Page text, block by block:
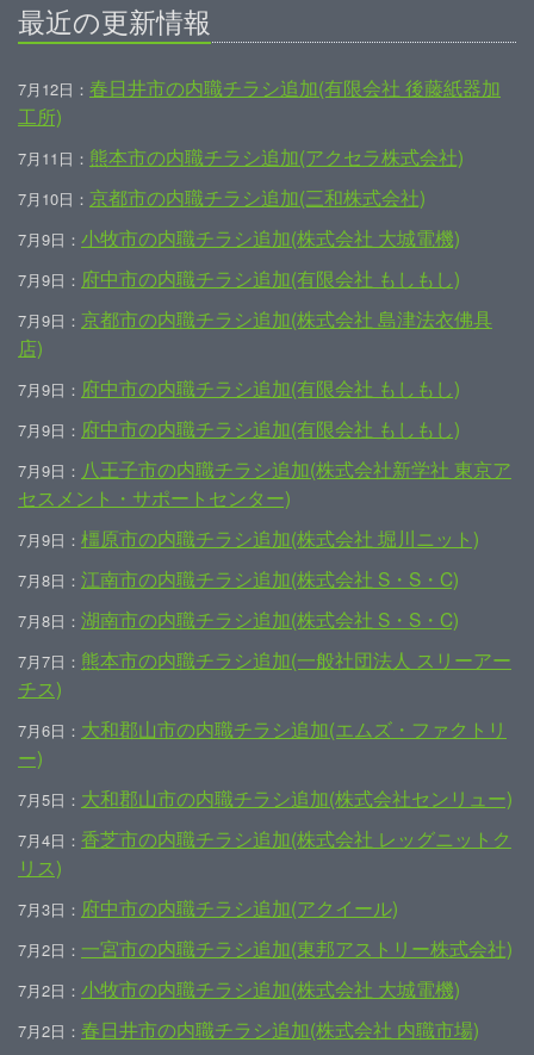
最近の更新情報
7月12日： 春日井市の内職チラシ追加(有限会社 後藤紙器加
工所)
7月11日： 熊本市の内職チラシ追加(アクセラ株式会社)
7月10日： 京都市の内職チラシ追加(三和株式会社)
7月9日： 小牧市の内職チラシ追加(株式会社 大城電機)
7月9日： 府中市の内職チラシ追加(有限会社 もしもし)
7月9日： 京都市の内職チラシ追加(株式会社 島津法衣佛具
店)
7月9日： 府中市の内職チラシ追加(有限会社 もしもし)
7月9日： 府中市の内職チラシ追加(有限会社 もしもし)
7月9日： 八王子市の内職チラシ追加(株式会社新学社 東京ア
セスメント・サポートセンター)
7月9日： 橿原市の内職チラシ追加(株式会社 堀川ニット)
7月8日： 江南市の内職チラシ追加(株式会社 S・S・C)
7月8日： 湖南市の内職チラシ追加(株式会社 S・S・C)
7月7日： 熊本市の内職チラシ追加(一般社団法人 スリーアー
チス)
7月6日： 大和郡山市の内職チラシ追加(エムズ・ファクトリ
ー)
7月5日： 大和郡山市の内職チラシ追加(株式会社センリュー)
7月4日： 香芝市の内職チラシ追加(株式会社 レッグニットク
リス)
7月3日： 府中市の内職チラシ追加(アクイール)
7月2日： 一宮市の内職チラシ追加(東邦アストリー株式会社)
7月2日： 小牧市の内職チラシ追加(株式会社 大城電機)
7月2日： 春日井市の内職チラシ追加(株式会社 内職市場)